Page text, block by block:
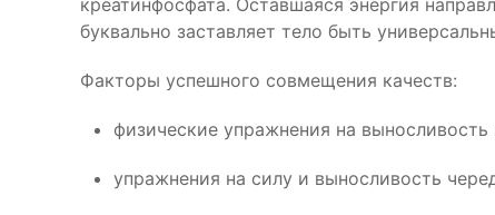
креатинфосфата. Оставшаяся энергия
буквально заставляет тело быть
Факторы успешного совмещения качеств:
физические упражнения на
упражнения на силу и выносливость